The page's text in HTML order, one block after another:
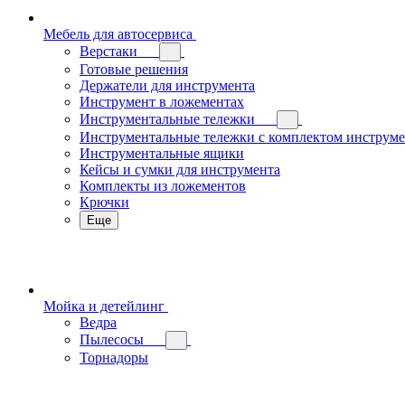
Мебель для автосервиса
Верстаки
Готовые решения
Держатели для инструмента
Инструмент в ложементах
Инструментальные тележки
Инструментальные тележки с комплектом
Инструментальные ящики
Кейсы и сумки для инструмента
Комплекты из ложементов
Крючки
Еще
Мойка и детейлинг
Ведра
Пылесосы
Торнадоры